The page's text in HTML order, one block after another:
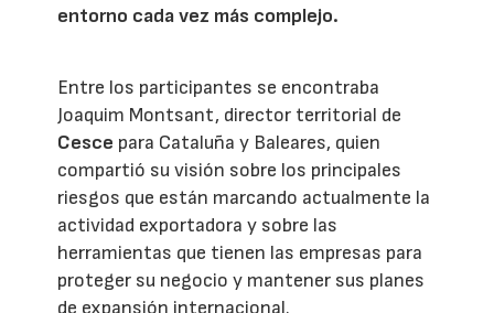
entorno cada vez más complejo.
Entre los participantes se encontraba
Joaquim Montsant, director territorial de
Cesce para Cataluña y Baleares, quien
compartió su visión sobre los principales
riesgos que están marcando actualmente la
actividad exportadora y sobre las
herramientas que tienen las empresas para
proteger su negocio y mantener sus planes
de expansión internacional.